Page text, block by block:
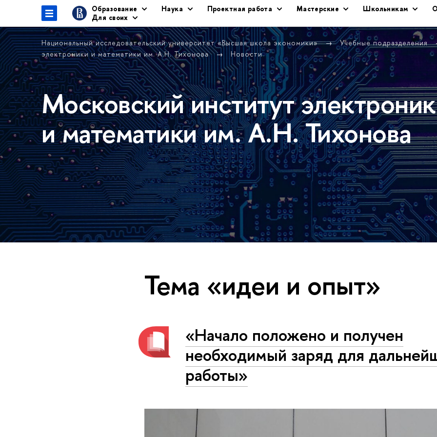
Образование Наука Проектная работа Мастерские Школьникам
Для своих
Национальный исследовательский университет «Высшая школа экономики»
Учебные подразделения
электроники и математики им. А.Н. Тихонова
Новости
Московский институт
и математики им. А.Н. Тихонова
Тема «идеи и опыт»
«Начало положено и получен
необходимый заряд для
работы»